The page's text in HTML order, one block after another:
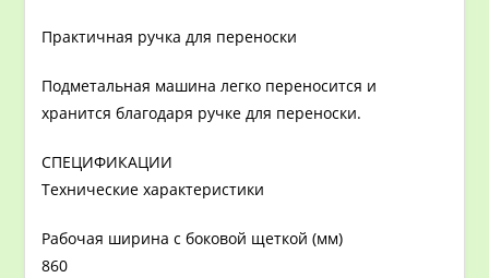
Практичная ручка для переноски
Подметальная машина легко переносится и
хранится благодаря ручке для переноски.
СПЕЦИФИКАЦИИ
Технические характеристики
Рабочая ширина с боковой щеткой (мм)
860